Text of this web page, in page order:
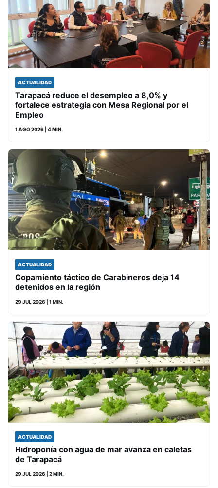
ACTUALIDAD
Tarapacá reduce el desempleo a 8,0% y
fortalece estrategia con Mesa Regional por el
Empleo
1 AGO 2026 | 4 MIN.
ACTUALIDAD
Copamiento táctico de Carabineros deja 14
detenidos en la región
29 JUL 2026 | 1 MIN.
ACTUALIDAD
Hidroponía con agua de mar avanza en caletas
de Tarapacá
29 JUL 2026 | 2 MIN.